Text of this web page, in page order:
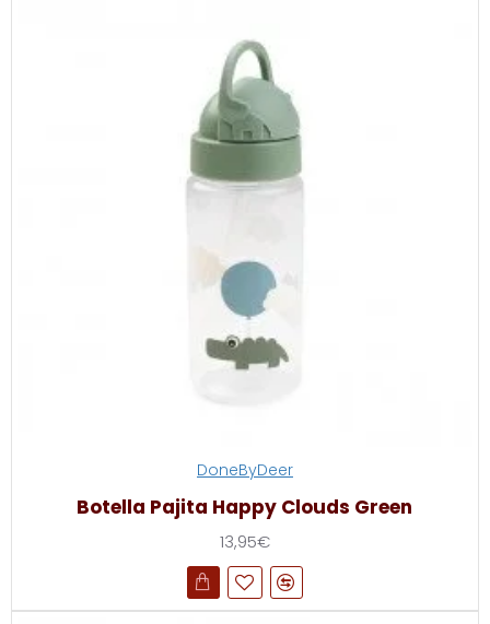
DoneByDeer
Botella Pajita Happy Clouds Green
13,95€